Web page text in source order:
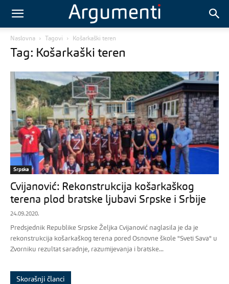
Naslovna Tagovi Košarkaški teren
Tag: Košarkaški teren
Srpska
Cvijanović: Rekonstrukcija košarkaškog
terena plod bratske ljubavi Srpske i Srbije
24.09.2020.
Predsjednik Republike Srpske Željka Cvijanović naglasila je da je
rekonstrukcija košarkaškog terena pored Osnovne škole "Sveti Sava" u
Zvorniku rezultat saradnje, razumijevanja i bratske...
Skorašnji članci